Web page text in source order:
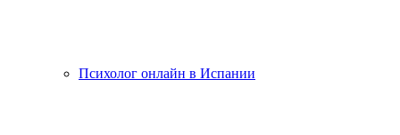
Психолог онлайн в Испании